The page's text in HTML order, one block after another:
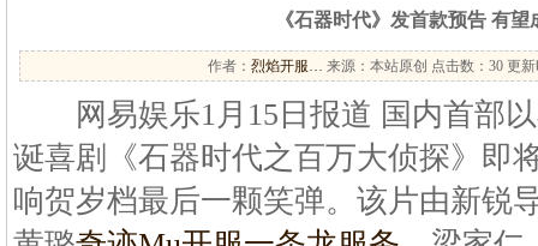
《石器时代》发首款预告 有望
作者： 烈焰开服… 来源：本站原创 点击数： 30 更新
网易娱乐1月15日报道 国内首部以
诞喜剧《石器时代之百万大侦探》即
响贺岁档最后一颗笑弹。该片由新锐